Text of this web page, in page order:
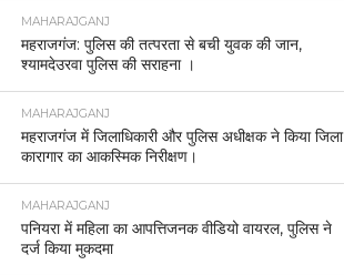
MAHARAJGANJ
महराजगंज: पुलिस की तत्परता से बची युवक की जान,
श्यामदेउरवा पुलिस की सराहना ।
MAHARAJGANJ
महराजगंज में जिलाधिकारी और पुलिस अधीक्षक ने किया जिला
कारागार का आकस्मिक निरीक्षण।
MAHARAJGANJ
पनियरा में महिला का आपत्तिजनक वीडियो वायरल, पुलिस ने
दर्ज किया मुकदमा